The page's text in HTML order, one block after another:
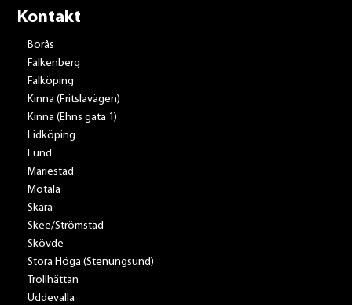
Kontakt
Borås
Falkenberg
Falköping
Kinna (Fritslavägen)
Kinna (Ehns gata 1)
Lidköping
Lund
Mariestad
Motala
Skara
Skee/Strömstad
Skövde
Stora Höga (Stenungsund)
Trollhättan
Uddevalla